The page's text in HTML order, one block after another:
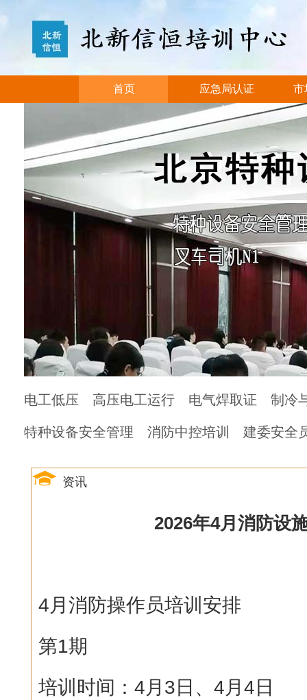
首页 应急局认证 市
电工低压 高压电工运行 电气焊取证 制冷
特种设备安全管理 消防中控培训 建委安全
资讯
2026年4月消防设
4月消防操作员培训安排
第1期
培训时间：4月3日、4月4日